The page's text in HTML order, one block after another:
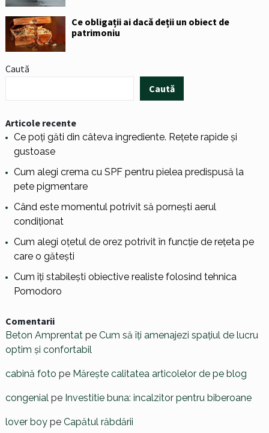
Ce obligații ai dacă deții un obiect de
patrimoniu
Caută
Caută
Articole recente
Ce poți găti din câteva ingrediente. Rețete rapide și
gustoase
Cum alegi crema cu SPF pentru pielea predispusă la
pete pigmentare
Când este momentul potrivit să pornești aerul
condiționat
Cum alegi oțetul de orez potrivit în funcție de rețeta pe
care o gătești
Cum îți stabilești obiective realiste folosind tehnica
Pomodoro
Comentarii
Beton Amprentatpe Cum să îți amenajezi spațiul de lucru
optim și confortabil
cabină foto pe Mărește calitatea articolelor de pe blog
congenialpe Investitie buna: incalzitor pentru biberoane
lover boype Capătul răbdării